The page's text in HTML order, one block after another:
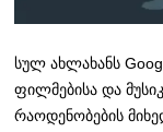
სულ ახლახანს
ფილმებისა და
რაოდენობების